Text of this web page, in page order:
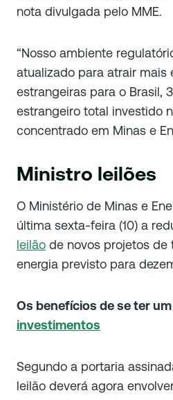
nota divulgada pelo MME.
“Nosso ambiente
atualizado para atrair mais
estrangeiras para o Brasil,
estrangeiro total investido
concentrado em Minas e
Ministro leilões
O Ministério de Minas e
última sexta-feira (10) a
leilão de novos projetos de
energia previsto para
Os benefícios de se ter um
investimentos
Segundo a portaria
leilão deverá agora